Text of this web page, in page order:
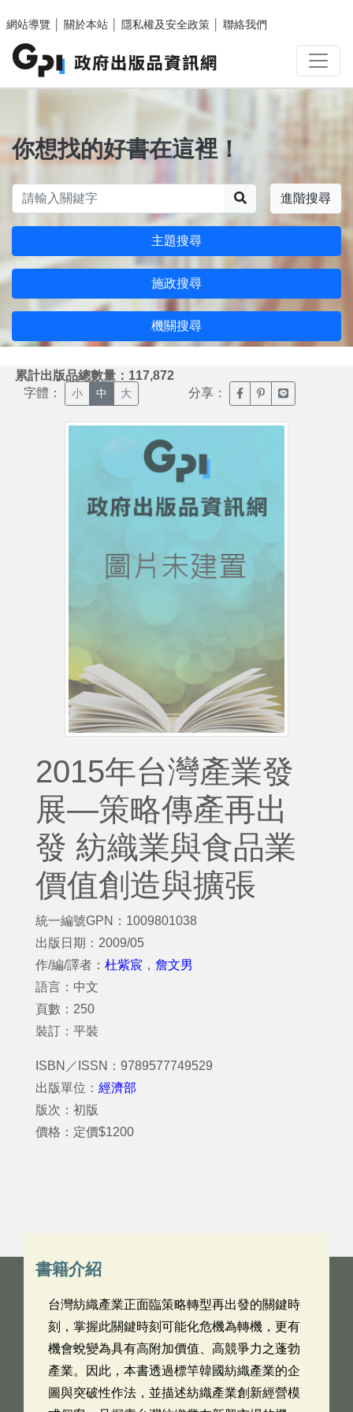
網站導覽
關於本站 隱私權及安全政策 聯絡我們
你想找的好書在這裡！
進階搜尋
主題搜尋
施政搜尋
機關搜尋
累計出版品總數量：117,872
字體： 小 中 大 分享： 臉書分享(另開新視窗)
噗浪分享(另開新
Line分享(另
2015年台灣產業發
展—策略傳產再出
發 紡織業與食品業
價值創造與擴張
統一編號GPN：1009801038
出版日期：2009/05
作/編/譯者： 杜紫宸 ， 詹文男
語言：中文
頁數：250
裝訂：平裝
ISBN／ISSN：9789577749529
出版單位： 經濟部
版次：初版
價格：定價$1200
書籍介紹
台灣紡織產業正面臨策略轉型再出發的關鍵時
刻，掌握此關鍵時刻可能化危機為轉機，更有
機會蛻變為具有高附加價值、高競爭力之蓬勃
產業。因此，本書透過標竿韓國紡織產業的企
圖與突破性作法，並描述紡織產業創新經營模